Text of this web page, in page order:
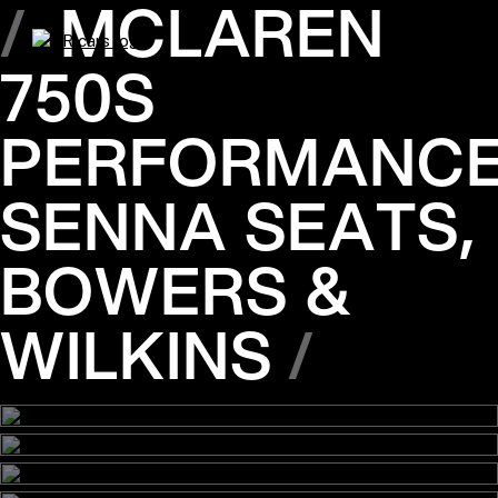
MCLAREN
750S
SENNA SEATS,
BOWERS &
WILKINS
Obrázek
Obrázek
Obrázek